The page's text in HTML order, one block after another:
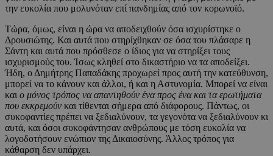
την ευκολία που μολυνόταν επί πανδημίας από τον κορωνοϊό.
Τώρα, όμως, είναι η ώρα να αποδειχθούν όσα ισχυρίστηκε ο
Δρουσιώτης. Και αυτά που στηρίχθηκαν σε όσα του πλάσαρε η
Σάντη και αυτά που πρόσθεσε ο ίδιος για να στηρίξει τους
ισχυρισμούς του. Ίσως κληθεί στο δικαστήριο να τα αποδείξει.
Ήδη, ο Δημήτρης Παπαδάκης προχωρεί προς αυτή την κατεύθυνση,
μπορεί να το κάνουν και άλλοι, ή και η Αστυνομία. Μπορεί να είναι
και ο μόνος τρόπος να απαντηθούν ένα προς ένα και τα ερωτήματα
που εκκρεμούν και τίθενται σήμερα από διάφορους. Πάντως, οι
συκοφαντίες πρέπει να ξεδιαλύνουν, τα γεγονότα να ξεδιαλύνουν κι
αυτά, και όσοι συκοφάντησαν ανθρώπους με τόση ευκολία να
λογοδοτήσουν ενώπιον της Δικαιοσύνης. Άλλος τρόπος για
κάθαρση δεν υπάρχει.